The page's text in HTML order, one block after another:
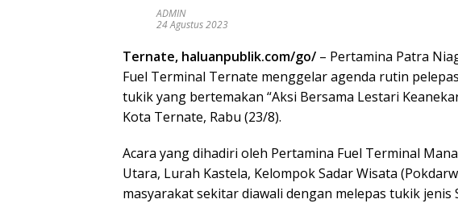
ADMIN
24 Agustus 2023
Ternate, haluanpublik.com/go/ – Pertamina Patra
Fuel Terminal Ternate menggelar agenda rutin
tukik yang bertemakan “Aksi Bersama Lestari
Kota Ternate, Rabu (23/8).
Acara yang dihadiri oleh Pertamina Fuel Terminal
Utara, Lurah Kastela, Kelompok Sadar Wisata
masyarakat sekitar diawali dengan melepas tukik jenis